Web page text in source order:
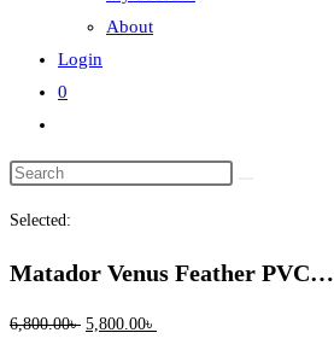
About
Login
0
search
Search
Selected:
Matador Venus Feather PVC…
6,800.00৳ Original
5,800.00৳